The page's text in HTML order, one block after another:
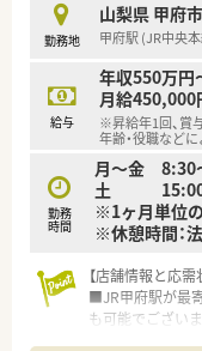
【こんな取り組み
■近隣の専門医
ており、現場で
しています。
■初年度の研修
センターの研
があります。
■仕事の疲れを
をはじめとした
きます。
■山梨県と長野県
新規出店を継続
業です。
■地域住民と医療
勤務地
山梨県 甲府市
甲府駅 (JR中央
給与
年収550万円
月給450,000
※昇給年1回、賞
年齢・役職など
勤務
時間
月～金 8:30
土 15:00
※1ヶ月単位の
※休憩時間：
【店舗情報と応需
■JR甲府駅が最
も可能でございま